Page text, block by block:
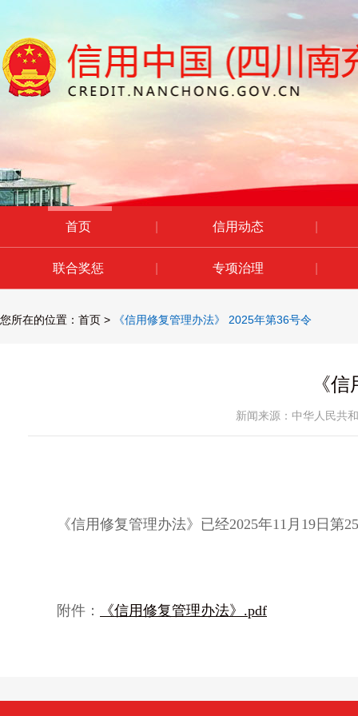
首页 信用动态
联合奖惩 专项治理
您所在的位置： 首页 > 《信用修复管理办法》 2025年第36号令
《
新闻来源：中华人民共
《信用修复管理办法》已经2025年11月19日
附件： 《信用修复管理办法》.pdf